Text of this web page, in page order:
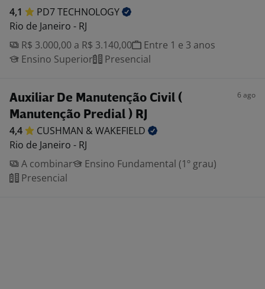
4,1 PD7TECHNOLOGY
Rio de Janeiro - RJ
R$ 3.000,00 a R$ 3.140,00
Entre 1 e 3 anos
Ensino Superior
Presencial
Auxiliar De Manutenção Civil (
Manutenção Predial ) RJ
6 ago
4,4 CUSHMAN & WAKEFIELD
Rio de Janeiro - RJ
A combinar
Ensino Fundamental (1º grau)
Presencial